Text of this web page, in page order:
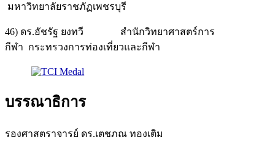
มหาวิทยาลัยราชภัฏเพชรบุรี
46) ดร.อัชรัฐ ยงทวี สำนักวิทยาศาสตร์การ
กีฬา กระทรวงการท่องเที่ยวและกีฬา
บรรณาธิการ
รองศาสตราจารย์ ดร.เตชภณ ทองเติม